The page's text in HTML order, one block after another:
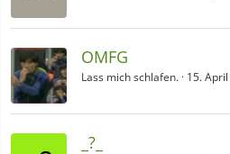
OMFG
Lass mich schlafen. 15.
_?_